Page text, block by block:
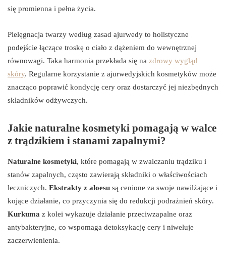
się promienna i pełna życia.
Pielęgnacja twarzy według zasad ajurwedy to holistyczne
podejście łączące troskę o ciało z dążeniem do wewnętrznej
równowagi. Taka harmonia przekłada się na zdrowy wygląd
skóry. Regularne korzystanie z ajurwedyjskich kosmetyków może
znacząco poprawić kondycję cery oraz dostarczyć jej niezbędnych
składników odżywczych.
Jakie naturalne kosmetyki pomagają w walce
z trądzikiem i stanami zapalnymi?
Naturalne kosmetyki, które pomagają w zwalczaniu trądziku i
stanów zapalnych, często zawierają składniki o właściwościach
leczniczych. Ekstrakty z aloesu są cenione za swoje nawilżające i
kojące działanie, co przyczynia się do redukcji podrażnień skóry.
Kurkuma z kolei wykazuje działanie przeciwzapalne oraz
antybakteryjne, co wspomaga detoksykację cery i niweluje
zaczerwienienia.